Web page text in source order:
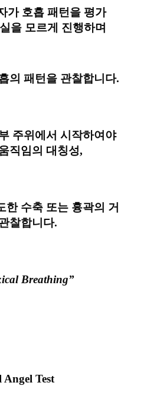
가 호흡 패턴을 평가
을 모르게 진행하며
의 패턴을 관찰합니다.
주위에서 시작하여야
직임의 대칭성,
한 수축 또는 흉곽의 거
찰합니다.
Breathing”
Angel Test